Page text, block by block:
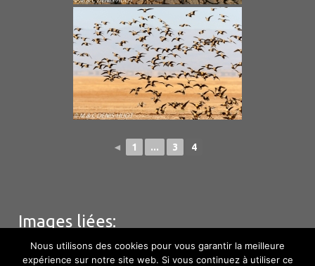
◄ 1 ... 3 4
Images liées:
Nous utilisons des cookies pour vous garantir la meilleure
expérience sur notre site web. Si vous continuez à utiliser ce